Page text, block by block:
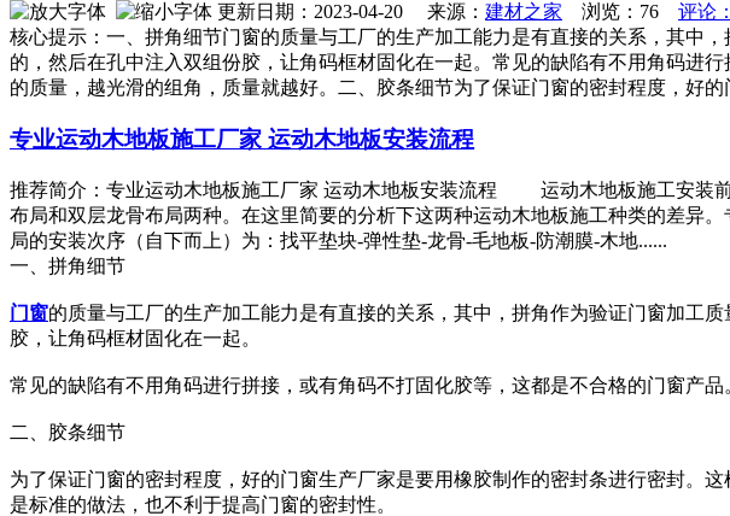
更新日期：2023-04-20 来源： 建材之家 浏览： 76
评论
核心提示：一、拼角细节门窗的质量与工厂的生产加工能力是有直接的关系，其中
的，然后在孔中注入双组份胶，让角码框材固化在一起。常见的缺陷有不用角码进
的质量，越光滑的组角，质量就越好。二、胶条细节为了保证门窗的密封程度，好的
专业运动木地板施工厂家 运动木地板安装流程
推荐简介：专业运动木地板施工厂家 运动木地板安装流程 运动木地板施工安装
布局和双层龙骨布局两种。在这里简要的分析下这两种运动木地板施工种类的
局的安装次序（自下而上）为：找平垫块-弹性垫-龙骨-毛地板-防潮膜-木地......
一、拼角细节
门窗的质量与工厂的生产加工能力是有直接的关系，其中，拼角作为验证门窗加工
胶，让角码框材固化在一起。
常见的缺陷有不用角码进行拼接，或有角码不打固化胶等，这都是不合格的门窗产
二、胶条细节
为了保证门窗的密封程度，好的门窗生产厂家是要用橡胶制作的密封条进行密封。
是标准的做法，也不利于提高门窗的密封性。